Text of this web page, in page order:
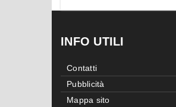
INFO UTILI
Contatti
Pubblicità
Mappa sito